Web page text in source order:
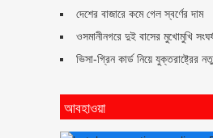
দেশের বাজারে কমে গেল স্বর্ণের দাম
ওসমানীনগরে দুই বাসের মুখোমুখি
ভিসা-গ্রিন কার্ড নিয়ে যুক্তরাষ্ট্রের
আবহাওয়া